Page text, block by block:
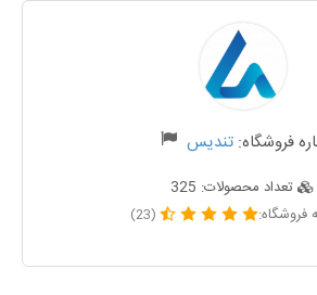
فروشگاه: تندیس
تعداد محصولات: 325
فروشگاه:
(23)